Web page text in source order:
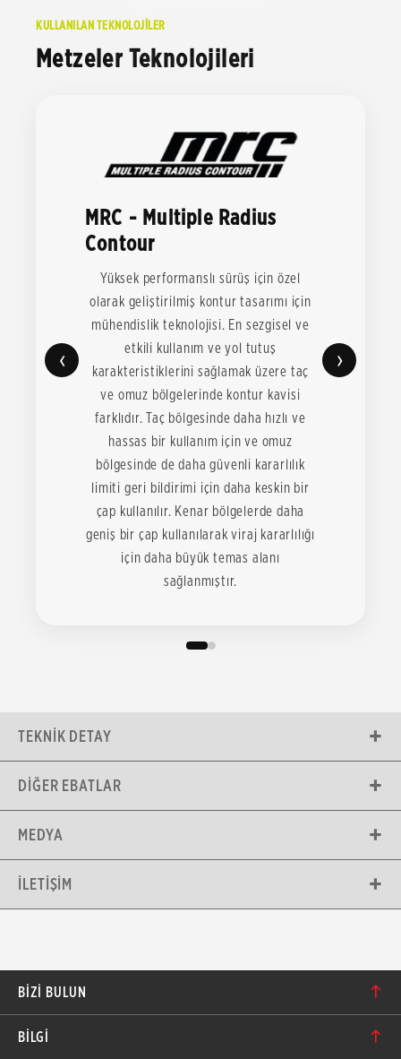
KULLANILAN TEKNOLOJİLER
Metzeler Teknolojileri
‹
MRC - Multiple Radius
Contour
Yüksek performanslı sürüş için özel
olarak geliştirilmiş kontur tasarımı için
mühendislik teknolojisi. En sezgisel ve
etkili kullanım ve yol tutuş
karakteristiklerini sağlamak üzere taç
ve omuz bölgelerinde kontur kavisi
farklıdır. Taç bölgesinde daha hızlı ve
hassas bir kullanım için ve omuz
bölgesinde de daha güvenli kararlılık
limiti geri bildirimi için daha keskin bir
çap kullanılır. Kenar bölgelerde daha
geniş bir çap kullanılarak viraj kararlılığı
için daha büyük temas alanı
sağlanmıştır.
›
TEKNIK DETAY
DIĞER EBATLAR
MEDYA
İLETIŞIM
BIZI BULUN
BİLGİ